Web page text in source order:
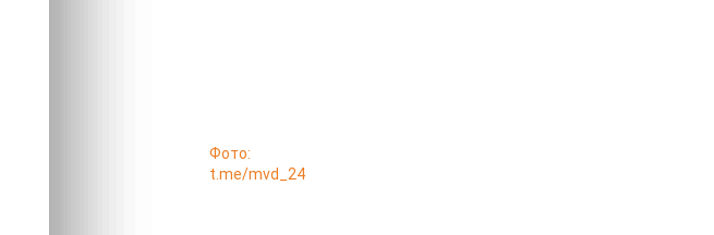
Фото:
t.me/mvd_24